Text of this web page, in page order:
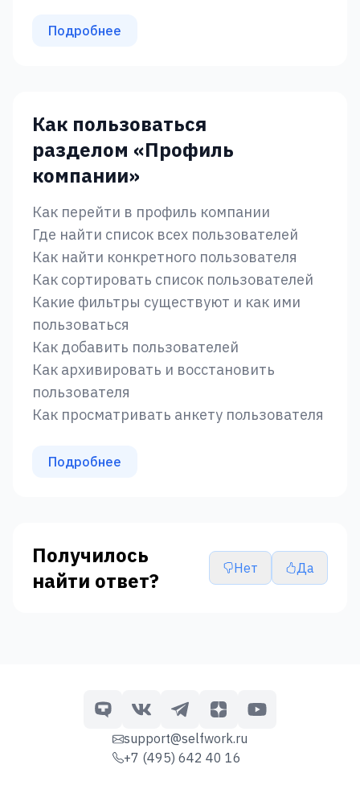
Подробнее
Как пользоваться
разделом «‎Профиль
компании»‎
Как перейти в профиль компании
Где найти список всех пользователей
Как найти конкретного пользователя
Как сортировать список пользователей
Какие фильтры существуют и как ими
пользоваться
Как добавить пользователей
Как архивировать и восстановить
пользователя
Как просматривать анкету пользователя
Подробнее
Получилось
найти ответ?
Нет Да
support@selfwork.ru
+7 (495) 642 40 16